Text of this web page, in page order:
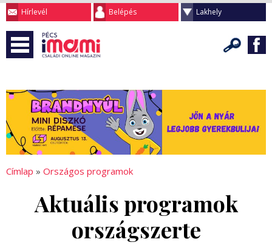
Hírlevél Belépés Lakhely
Címlap » Országos programok
Aktuális programok
országszerte